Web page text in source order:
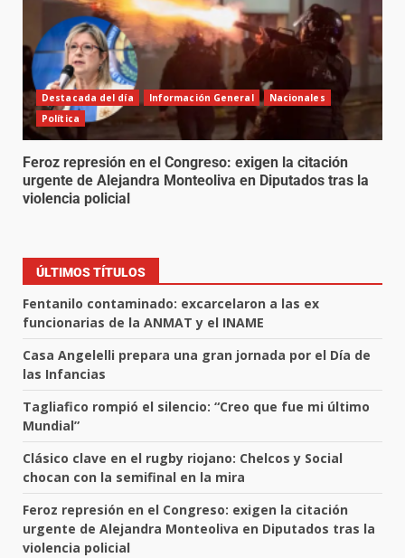
Destacada del día Información General
Nacionales
Política
Feroz represión en el Congreso: exigen la citación
urgente de Alejandra Monteoliva en Diputados tras la
violencia policial
ÚLTIMOS TÍTULOS
Fentanilo contaminado: excarcelaron a las ex
funcionarias de la ANMAT y el INAME
Casa Angelelli prepara una gran jornada por el Día de
las Infancias
Tagliafico rompió el silencio: “Creo que fue mi último
Mundial”
Clásico clave en el rugby riojano: Chelcos y Social
chocan con la semifinal en la mira
Feroz represión en el Congreso: exigen la citación
urgente de Alejandra Monteoliva en Diputados tras la
violencia policial